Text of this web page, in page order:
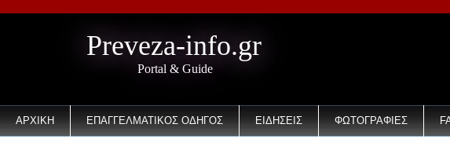
Preveza-info.gr
Portal & Guide
ΑΡΧΙΚΗ ΕΠΑΓΓΕΛΜΑΤΙΚΟΣ ΟΔΗΓΟΣ ΕΙΔΗΣΕΙΣ ΦΩΤΟΓΡΑΦΙΕΣ